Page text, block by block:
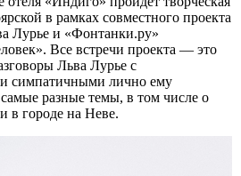
в рамках совместного проекта
Лурье и «Фонтанки.ру»
Все встречи проекта — это
Льва Лурье с
симпатичными лично ему
разные темы, в том числе о
в городе на Неве.